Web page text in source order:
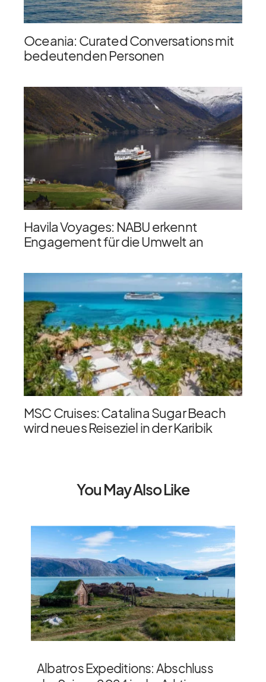
Oceania: Curated Conversations mit
bedeutenden Personen
Havila Voyages: NABU erkennt
Engagement für die Umwelt an
MSC Cruises: Catalina Sugar Beach
wird neues Reiseziel in der Karibik
You May Also Like
Albatros Expeditions: Abschluss